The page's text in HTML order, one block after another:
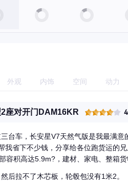
外观 内饰 空间 动力
座对开门DAM16KR
三台车，长安星V7天然气版是我最满
，分享给各位跑货运的兄弟！ 空间绝对是同级天花板，
容积高达5.9m?，建材、家电、整箱
输出稳定，158N?m扭矩爬坡、起
后拉不了木芯板，轮毂包没有1米2。